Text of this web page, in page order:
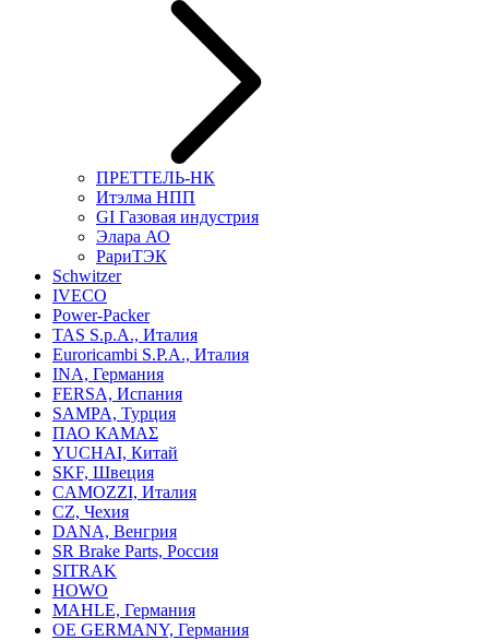
ПРЕТТЕЛЬ-НК
Итэлма НПП
GI Газовая индустрия
Элара АО
РариТЭК
Schwitzer
IVECO
Power-Packer
TAS S.p.A., Италия
Euroricambi S.P.A., Италия
INA, Германия
FERSA, Испания
SAMPA, Турция
ПАО КАМАΣ
YUCHAI, Китай
SKF, Швеция
CAMOZZI, Италия
CZ, Чехия
DANA, Венгрия
SR Brake Parts, Россия
SITRAK
HOWO
MAHLE, Германия
OE GERMANY, Германия